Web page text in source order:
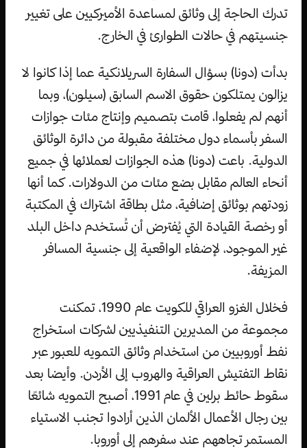
تدرك الحاجة إلى وثائق لمساعدة الأميركيين على تغيير
جنسيتهم في حالات الطوارئ في الخارج.
بدأت (دونا) بسؤال السفارة السريلانكية عما إذا كانوا لا
يزالون يمتلكون حقوق الاسم السابق (سيلون)، وبما
أنهم لم يفعلوا، قامت بتصميم وإنتاج مئات جوازات
السفر بأسماء دول مختلفة مقبولة من دائرة الوثائق
الدولية. باعت (دونا) هذه الجوازات لعملائها في جميع
أنحاء العالم مقابل بضع مئات من الدولارات. كما أنها
زودتهم بوثائق إضافية، مثل بطاقة اشتراك في المكتبة
أو رخصة القيادة التي يُفترض أن تُستخدم داخل البلد
غير الموجود، لإضفاء الواقعية إلى جنسية المسافر
المزيفة.
فخلال الغزو العراقي للكويت عام 1990، تمكنت
مجموعة من المديرين التنفيذيين لشركات استخراج
نفط أوروبيين من استخدام وثائق التمويه للعبور عبر
نقاط التفتيش العراقية والهروب إلى الأردن. وأيضا بعد
سقوط حائط برلين في عام 1991، أصبح التمويه شائعًا
بين رجال الأعمال الألمان الذين أرادوا تجنب الاستياء
المستمر تجاههم عند سفرهم إلى أوروبا.